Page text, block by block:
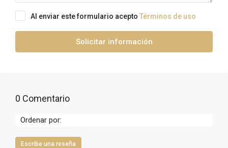
Al enviar este formulario acepto Términos de uso
Solicitar información
0 Comentario
Ordenar por:
Escribe una reseña